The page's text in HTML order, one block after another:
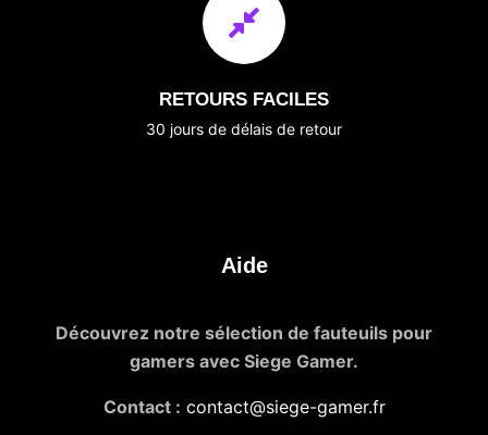
RETOURS FACILES
30 jours de délais de retour
Aide
Découvrez notre sélection de fauteuils pour
gamers avec Siege Gamer.
Contact : contact@siege-gamer.fr